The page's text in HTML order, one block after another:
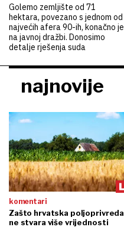
Golemo zemljište od 71
hektara, povezano s jednom od
najvećih afera 90-ih, konačno je
na javnoj dražbi. Donosimo
detalje rješenja suda
najnovije
komentari
Zašto hrvatska poljoprivreda
ne stvara više vrijednosti